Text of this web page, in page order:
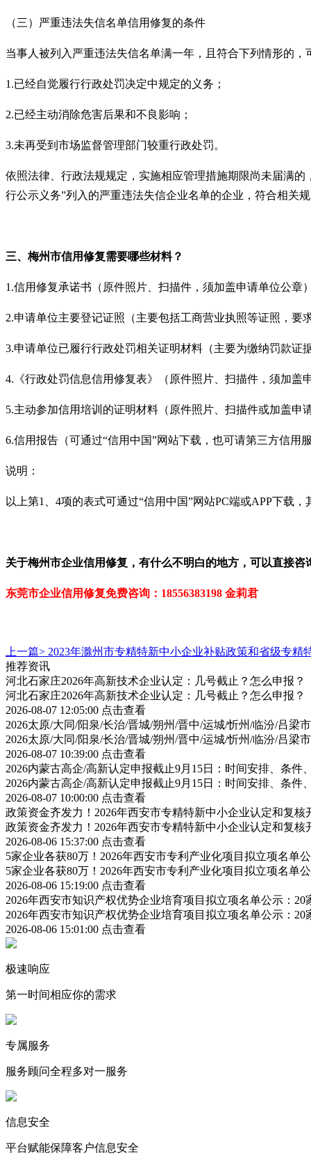
（三）严重违法失信名单信用修复的条件
当事人被列入严重违法失信名单满一年，且符合下列情形的
1.已经自觉履行行政处罚决定中规定的义务；
2.已经主动消除危害后果和不良影响；
3.未再受到市场监督管理部门较重行政处罚。
依照法律、行政法规规定，实施相应管理措施期限尚未届满
行公示义务”列入的严重违法失信企业名单的企业，符合相关
三、梅州市信用修复需要哪些材料？
1.信用修复承诺书（原件照片、扫描件，须加盖申请单位公章
2.申请单位主要登记证照（主要包括工商营业执照等证照，要
3.申请单位已履行行政处罚相关证明材料（主要为缴纳罚款
4. 《行政处罚信息信用修复表》（原件照片、扫描件，须加盖
5.主动参加信用培训的证明材料（原件照片、扫描件或加盖申
6.信用报告（可通过“信用中国”网站下载，也可请第三方信
说明：
以上第1 4项的表式可通过“信用中国”网站PC端或APP下载，
关于梅州市企业信用修复 ，有什么不明白的地方，可以直接咨
东莞市企业信用修复免费咨询： 18556383198 金莉君
上一篇> 2023年滁州市专精特新中小企业补贴政策和省级专精
推荐资讯
河北石家庄2026年高新技术企业认定：几号截止？怎么申报？
河北石家庄2026年高新技术企业认定：几号截止？怎么申报？
2026-08-07 12:05:00 点击查看
2026太原/大同/阳泉/长治/晋城/朔州/晋中/运城/忻州/临汾/吕梁
2026太原/大同/阳泉/长治/晋城/朔州/晋中/运城/忻州/临汾/吕梁
2026-08-07 10:39:00 点击查看
2026内蒙古高企/高新认定申报截止9月15日：时间安排、条件
2026内蒙古高企/高新认定申报截止9月15日：时间安排、条件
2026-08-07 10:00:00 点击查看
政策资金齐发力！2026年西安市专精特新中小企业认定和复
政策资金齐发力！2026年西安市专精特新中小企业认定和复
2026-08-06 15:37:00 点击查看
5家企业各获80万！2026年西安市专利产业化项目拟立项名单
5家企业各获80万！2026年西安市专利产业化项目拟立项名单
2026-08-06 15:19:00 点击查看
2026年西安市知识产权优势企业培育项目拟立项名单公示：
2026年西安市知识产权优势企业培育项目拟立项名单公示：
2026-08-06 15:01:00 点击查看
极速响应
第一时间相应你的需求
专属服务
服务顾问全程多对一服务
信息安全
平台赋能保障客户信息安全